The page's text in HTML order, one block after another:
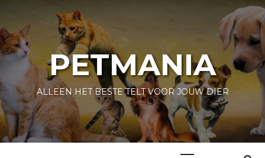
content
PETMANIA
ALLEEN HET BESTE TELT VOOR JOUW DIER